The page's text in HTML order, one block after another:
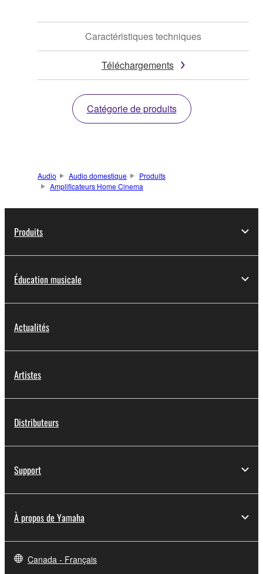
Caractéristiques techniques
Téléchargements
Catégorie de produits
Audio Audio domestique
Produits
Amplificateurs Home Cinema
Produits
Éducation musicale
Actualités
Artistes
Distributeurs
Support
À propos de Yamaha
Canada - Français